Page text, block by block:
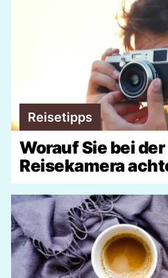
Reisetipps
Worauf Sie bei
Reisekamera